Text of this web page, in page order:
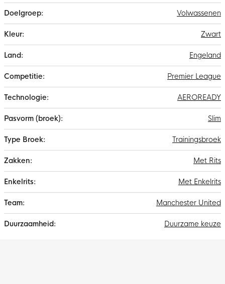
Volwassenen
Zwart
Engeland
Premier League
AEROREADY
Slim
Trainingsbroek
Met Rits
Met Enkelrits
Manchester United
Duurzame keuze